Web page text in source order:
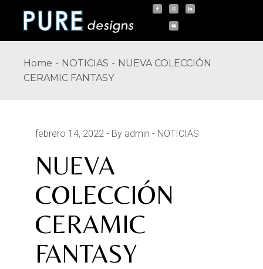
content
Home NOTICIAS
NUEVA COLECCIÓN
CERAMIC FANTASY
febrero 14, 2022 By admin NOTICIAS
NUEVA
COLECCIÓN
CERAMIC
FANTASY